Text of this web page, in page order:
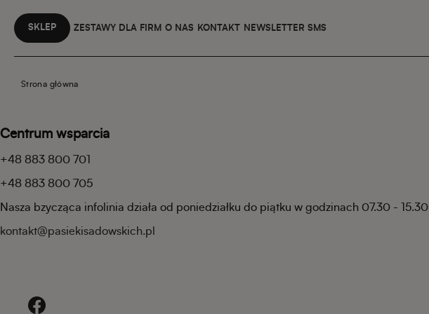
SKLEP ZESTAWY DLA FIRM O NAS KONTAKT NEWSLETTER SMS
Strona główna
Centrum wsparcia
+48 883 800 701
+48 883 800 705
Nasza bzycząca infolinia działa od poniedziałku do piątku w godzinach 07.30 - 15.30
kontakt@pasiekisadowskich.pl